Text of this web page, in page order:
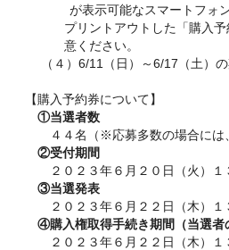
が表示可能なスマートフォンま
プリントアウトした「購入予約
意ください。
（４）6/11（日）～6/17（土）の
【購入予約券について】
①当選者数
４４名（※応募多数の場合には、
②受付期間
２０２３年６月２０日（火）１
③当選発表
２０２３年６月２２日（木）１
④購入権取得手続き期間（当選者
２０２３年６月２２日（木）１